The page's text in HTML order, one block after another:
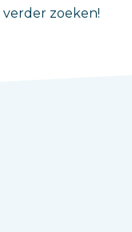
zoeken!